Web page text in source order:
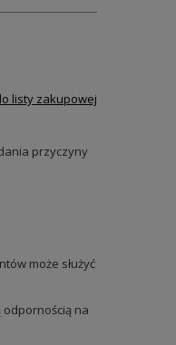
listy zakupowej
przyczyny
może służyć
na